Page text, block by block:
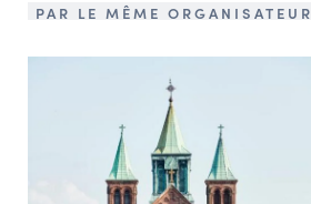
PAR LE MÊME ORGANISATEUR